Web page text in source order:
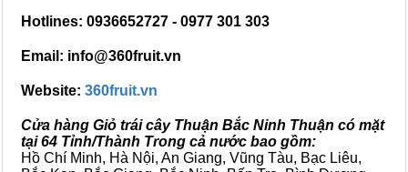
Hotlines: 0936652727 - 0977 301 303
Email: info@360fruit.vn
Website: 360fruit.vn
Cửa hàng Giỏ trái cây Thuận Bắc Ninh Thuận có mặt
tại 64 Tỉnh/Thành Trong cả nước bao gồm:
Hồ Chí Minh, Hà Nội, An Giang, Vũng Tàu, Bạc Liêu,